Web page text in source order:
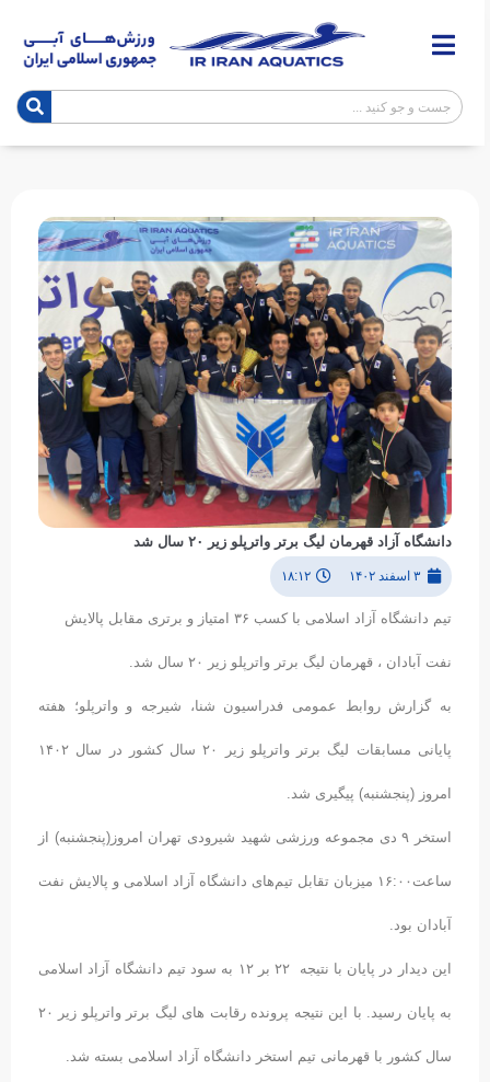
دانشگاه آزاد قهرمان لیگ برتر واترپلو زیر ۲۰ سال شد
۳ اسفند ۱۴۰۲ ۱۸:۱۲
تیم دانشگاه آزاد اسلامی با کسب ۳۶ امتیاز و برتری مقابل پالایش
نفت آبادان ، قهرمان لیگ برتر واترپلو زیر ۲۰ سال شد.
به گزارش روابط عمومی فدراسیون شنا، شیرجه و واترپلو؛ هفته
پایانی مسابقات لیگ برتر واترپلو زیر ۲۰ سال کشور در سال ۱۴۰۲
امروز (پنجشنبه) پیگیری شد.
استخر ۹ دی مجموعه ورزشی شهید شیرودی تهران امروز(پنجشنبه) از
ساعت۱۶:۰۰ میزبان تقابل تیم‌های دانشگاه آزاد اسلامی و پالایش نفت
آبادان بود.
این دیدار در پایان با نتیجه ۲۲ بر ۱۲ به سود تیم دانشگاه آزاد اسلامی
به پایان رسید. با این نتیجه پرونده رقابت های لیگ برتر واترپلو زیر ۲۰
سال کشور با قهرمانی تیم استخر دانشگاه آزاد اسلامی بسته شد.